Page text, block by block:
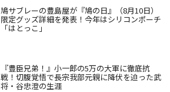
鳩サブレーの豊島屋が『鳩の日』（8月10日）
限定グッズ詳細を発表！今年はシリコンポーチ
「はとっこ」
『豊臣兄弟！』小一郎の5万の大軍に徹底抗
戦！切腹覚悟で長宗我部元親に降伏を迫った武
将・谷忠澄の生涯